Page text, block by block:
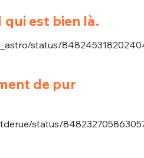
qui est bien là.
status/
de pur
status/